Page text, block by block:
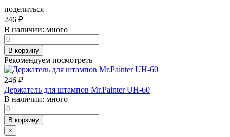
поделиться
246 ₽
В наличии: много
В корзину
Рекомендуем посмотреть
246 ₽
Держатель для штампов Mr.Painter UH-60
В наличии: много
В корзину
×